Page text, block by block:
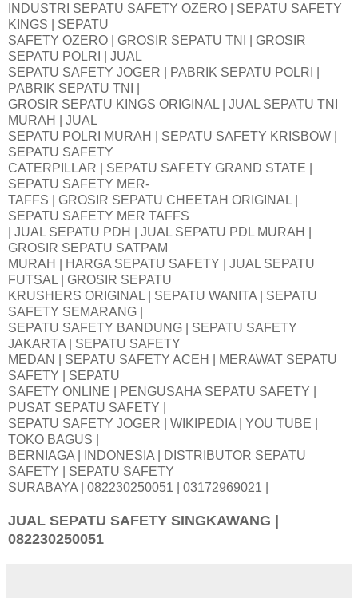
INDUSTRI SEPATU SAFETY OZERO | SEPATU SAFETY
KINGS | SEPATU
SAFETY OZERO | GROSIR SEPATU TNI | GROSIR
SEPATU POLRI | JUAL
SEPATU SAFETY JOGER | PABRIK SEPATU POLRI |
PABRIK SEPATU TNI |
GROSIR SEPATU KINGS ORIGINAL | JUAL SEPATU TNI
MURAH | JUAL
SEPATU POLRI MURAH | SEPATU SAFETY KRISBOW |
SEPATU SAFETY
CATERPILLAR | SEPATU SAFETY GRAND STATE |
SEPATU SAFETY MER-
TAFFS | GROSIR SEPATU CHEETAH ORIGINAL |
SEPATU SAFETY MER TAFFS
| JUAL SEPATU PDH | JUAL SEPATU PDL MURAH |
GROSIR SEPATU SATPAM
MURAH | HARGA SEPATU SAFETY | JUAL SEPATU
FUTSAL | GROSIR SEPATU
KRUSHERS ORIGINAL | SEPATU WANITA | SEPATU
SAFETY SEMARANG |
SEPATU SAFETY BANDUNG | SEPATU SAFETY
JAKARTA | SEPATU SAFETY
MEDAN | SEPATU SAFETY ACEH | MERAWAT SEPATU
SAFETY | SEPATU
SAFETY ONLINE | PENGUSAHA SEPATU SAFETY |
PUSAT SEPATU SAFETY |
SEPATU SAFETY JOGER | WIKIPEDIA | YOU TUBE |
TOKO BAGUS |
BERNIAGA | INDONESIA | DISTRIBUTOR SEPATU
SAFETY | SEPATU SAFETY
SURABAYA | 082230250051 | 03172969021 |
JUAL SEPATU SAFETY SINGKAWANG |
082230250051